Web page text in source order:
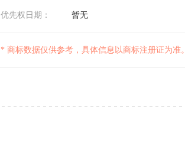
优先权日期： 暂无
* 商标数据仅供参考，具体信息以商标注册证为准。